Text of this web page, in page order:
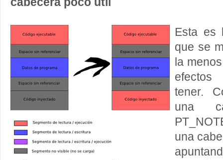
Esta es
que se
la
tener.
una
una